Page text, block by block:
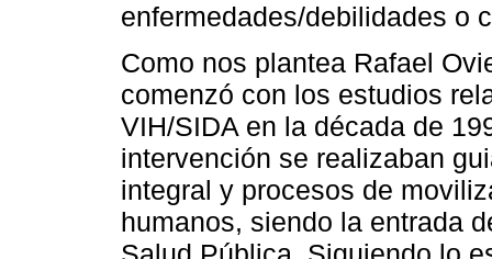
enfermedades/debilidades o
Como nos plantea Rafael
comenzó con los estudios
VIH/SIDA en la década de
intervención se realizaban
integral y procesos de
humanos, siendo la entrada